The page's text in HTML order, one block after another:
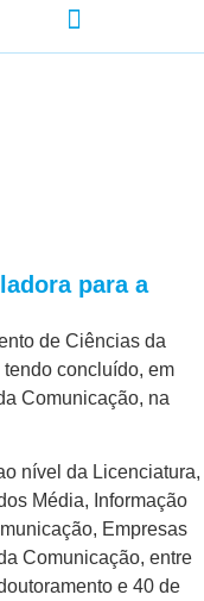
para a
de Ciências da
concluído, em
Comunicação, na
nível da Licenciatura,
Média, Informação
Empresas
Comunicação, entre
e 40 de